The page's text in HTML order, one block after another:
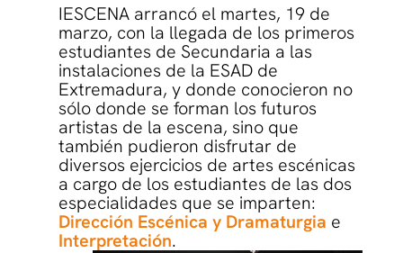
IESCENA arrancó el martes, 19 de
marzo, con la llegada de los primeros
estudiantes de Secundaria a las
instalaciones de la ESAD de
Extremadura, y donde conocieron no
sólo donde se forman los futuros
artistas de la escena, sino que
también pudieron disfrutar de
diversos ejercicios de artes escénicas
a cargo de los estudiantes de las dos
especialidades que se imparten:
Dirección Escénica y Dramaturgia e
Interpretación.